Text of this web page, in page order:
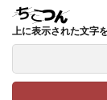
上に表示された文字